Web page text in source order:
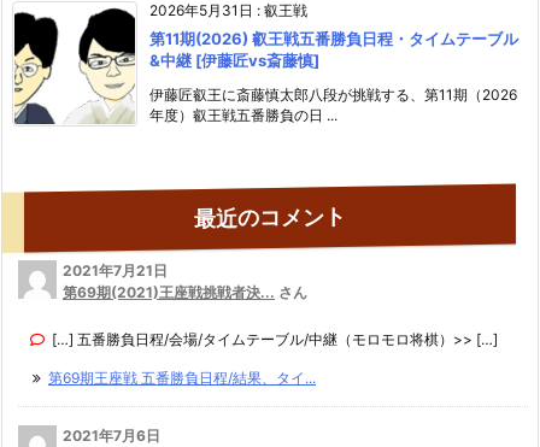
2026年5月31日 : 叡王戦
第11期(2026) 叡王戦五番勝負日程・タイムテーブル
&中継 [伊藤匠vs斎藤慎]
伊藤匠叡王に斎藤慎太郎八段が挑戦する、第11期（2026
年度）叡王戦五番勝負の日 ...
最近のコメント
2021年7月21日
第69期(2021)王座戦挑戦者決... さん
[…] 五番勝負日程/会場/タイムテーブル/中継（モロモロ将棋）>> […]
第69期王座戦 五番勝負日程/結果、タイ...
2021年7月6日